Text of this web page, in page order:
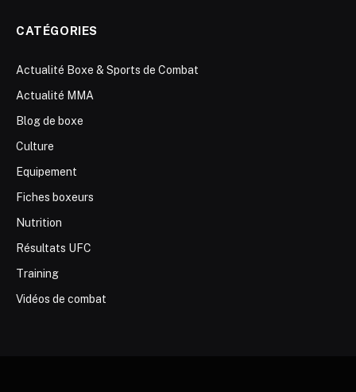
CATÉGORIES
Actualité Boxe & Sports de Combat
Actualité MMA
Blog de boxe
Culture
Equipement
Fiches boxeurs
Nutrition
Résultats UFC
Training
Vidéos de combat